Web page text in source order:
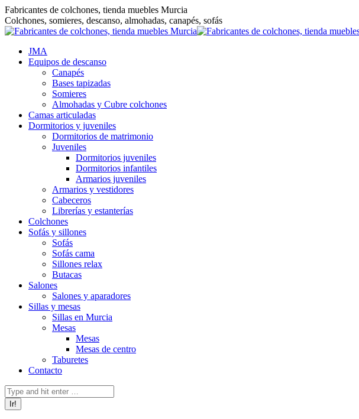
Saltar
al
contenido
Fabricantes de colchones, tienda muebles Murcia
Colchones, somieres, descanso, almohadas, canapés, sofás
JMA
Equipos de descanso
Canapés
Bases tapizadas
Somieres
Almohadas y Cubre colchones
Camas articuladas
Dormitorios y juveniles
Dormitorios de matrimonio
Juveniles
Dormitorios juveniles
Dormitorios infantiles
Armarios juveniles
Armarios y vestidores
Cabeceros
Librerías y estanterías
Colchones
Sofás y sillones
Sofás
Sofás cama
Sillones relax
Butacas
Salones
Salones y aparadores
Sillas y mesas
Sillas en Murcia
Mesas
Mesas
Mesas de centro
Taburetes
Contacto
Buscar: